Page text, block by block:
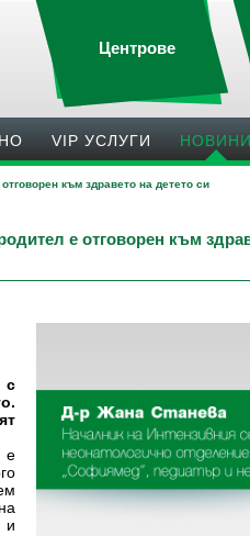
Центрове
VIP УСЛУГИ НОВИНИ
към здравето на детето си
е отговорен към
с
е
и